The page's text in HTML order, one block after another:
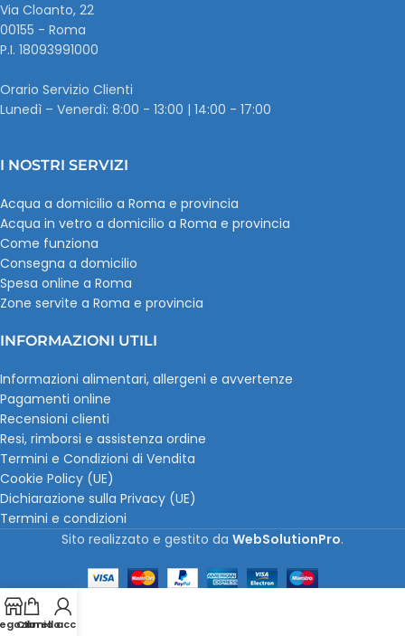
Via Cloanto, 22
00155 - Roma
P.I. ‭18093991000
Orario Servizio Clienti
Lunedì – Venerdì: 8:00 - 13:00 | 14:00 - 17:00
I NOSTRI SERVIZI
Acqua a domicilio a Roma e provincia
Acqua in vetro a domicilio a Roma e provincia
Come funziona
Consegna a domicilio
Spesa online a Roma
Zone servite a Roma e provincia
INFORMAZIONI UTILI
Informazioni alimentari, allergeni e avvertenze
Pagamenti online
Recensioni clienti
Resi, rimborsi e assistenza ordine
Termini e Condizioni di Vendita
Cookie Policy (UE)
Dichiarazione sulla Privacy (UE)
Termini e condizioni
Sito realizzato e gestito da WebSolutionPro.
Carrello
Il mio account